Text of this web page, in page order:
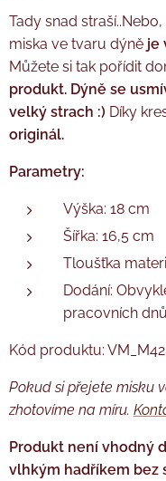
Tady snad
miska ve tvaru dýně je
Můžete si tak pořídit
produkt. Dýně se
velký strach :) Díky
originál.
Parametry:
Výška: 18 cm
Šířka: 16,5 cm
Tloušťka
Dodání:
pracovních
Kód produktu: VM_M42
Pokud si přejete misku
zhotovíme na míru.
Produkt není vhodný
vlhkým hadříkem bez